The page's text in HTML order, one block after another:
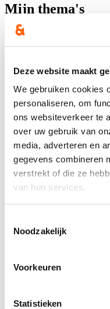
Deze website maakt
We gebruiken cookies
personaliseren, om
ons websiteverkeer te
over uw gebruik van
media, adverteren en
gegevens combineren
verstrekt of die ze
van hun services.
Noodzakelijk
Voorkeuren
Statistieken
Mijn thema's
Welzijn & Gezondheid
Ouderen
Gezin
Grensoverschrijdend gedrag
Afscheid nemen
Erfbelasting
Aangepast wonen
Mobiliteit voor iedereen
Engagement
Onze partij
Contact